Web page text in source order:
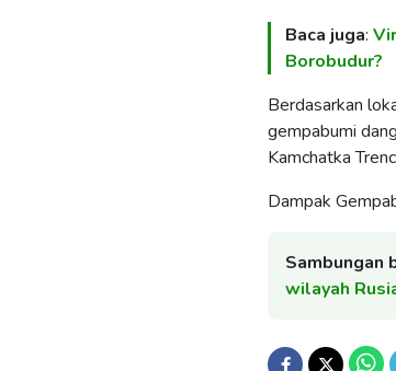
Baca juga:
Borobudur?
Berdasarkan
gempabumi
Kamchatka
Dampak
Sambungan
wilayah